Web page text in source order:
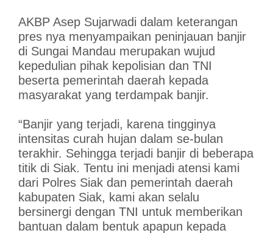
AKBP Asep Sujarwadi dalam keterangan
pres nya menyampaikan peninjauan banjir
di Sungai Mandau merupakan wujud
kepedulian pihak kepolisian dan TNI
beserta pemerintah daerah kepada
masyarakat yang terdampak banjir.
“Banjir yang terjadi, karena tingginya
intensitas curah hujan dalam se-bulan
terakhir. Sehingga terjadi banjir di beberapa
titik di Siak. Tentu ini menjadi atensi kami
dari Polres Siak dan pemerintah daerah
kabupaten Siak, kami akan selalu
bersinergi dengan TNI untuk memberikan
bantuan dalam bentuk apapun kepada